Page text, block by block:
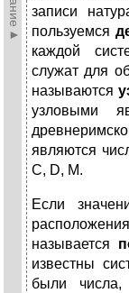
записи
пользуемся
каждой
служат для
называются
узловыми
являются
C, D, M.
Если
называется
известны
были